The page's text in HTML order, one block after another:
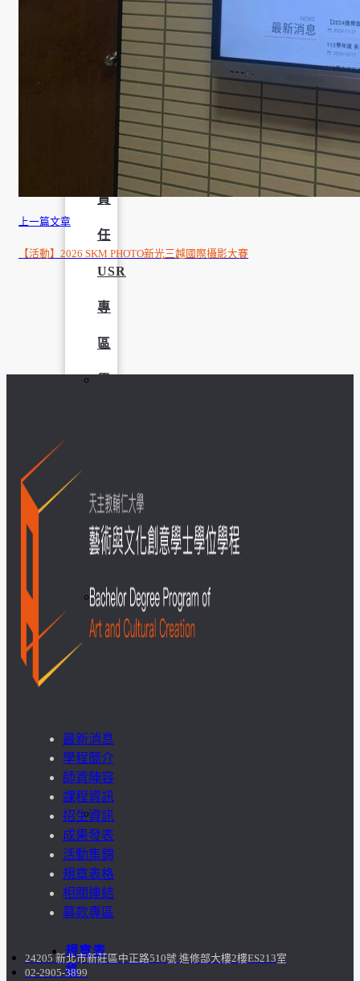
大
責
任
USR
專
區
呈
學
生
活
動
訪
談
照
片
規章表
格
上一篇文章
【活動】2026 SKM PHOTO新光三越國際攝影大賽
最新消息
學程簡介
師資陣容
課程資訊
招生資訊
成果發表
活動集錦
規章表格
相關連結
募款專區
24205 新北市新莊區中正路510號 進修部大樓2樓ES213室
02-2905-3899